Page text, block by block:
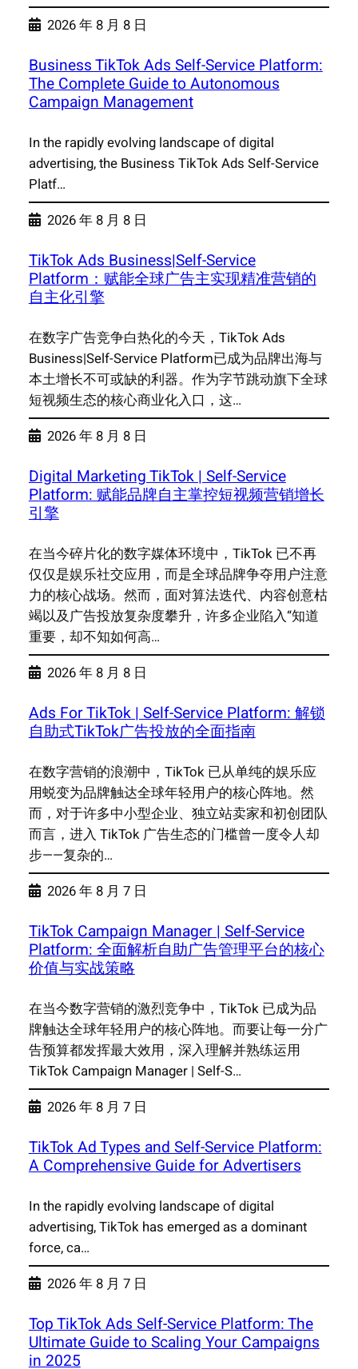
2026 年 8 月 8 日
Business TikTok Ads Self-Service Platform:
The Complete Guide to Autonomous
Campaign Management
In the rapidly evolving landscape of digital
advertising, the Business TikTok Ads Self-Service
Platf…
2026 年 8 月 8 日
TikTok Ads Business|Self-Service
Platform：赋能全球广告主实现精准营销的
自主化引擎
在数字广告竞争白热化的今天，TikTok Ads
Business|Self-Service Platform已成为品牌出海与
本土增长不可或缺的利器。作为字节跳动旗下全球
短视频生态的核心商业化入口，这…
2026 年 8 月 8 日
Digital Marketing TikTok | Self-Service
Platform: 赋能品牌自主掌控短视频营销增长
引擎
在当今碎片化的数字媒体环境中，TikTok 已不再
仅仅是娱乐社交应用，而是全球品牌争夺用户注意
力的核心战场。然而，面对算法迭代、内容创意枯
竭以及广告投放复杂度攀升，许多企业陷入“知道
重要，却不知如何高…
2026 年 8 月 8 日
Ads For TikTok | Self-Service Platform: 解锁
自助式TikTok广告投放的全面指南
在数字营销的浪潮中，TikTok 已从单纯的娱乐应
用蜕变为品牌触达全球年轻用户的核心阵地。然
而，对于许多中小型企业、独立站卖家和初创团队
而言，进入 TikTok 广告生态的门槛曾一度令人却
步——复杂的…
2026 年 8 月 7 日
TikTok Campaign Manager | Self-Service
Platform: 全面解析自助广告管理平台的核心
价值与实战策略
在当今数字营销的激烈竞争中，TikTok 已成为品
牌触达全球年轻用户的核心阵地。而要让每一分广
告预算都发挥最大效用，深入理解并熟练运用
TikTok Campaign Manager | Self-S…
2026 年 8 月 7 日
TikTok Ad Types and Self-Service Platform:
A Comprehensive Guide for Advertisers
In the rapidly evolving landscape of digital
advertising, TikTok has emerged as a dominant
force, ca…
2026 年 8 月 7 日
Top TikTok Ads Self-Service Platform: The
Ultimate Guide to Scaling Your Campaigns
in 2025